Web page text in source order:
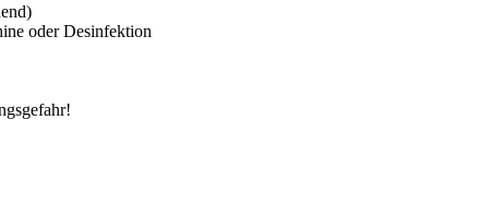
oder Desinfektion